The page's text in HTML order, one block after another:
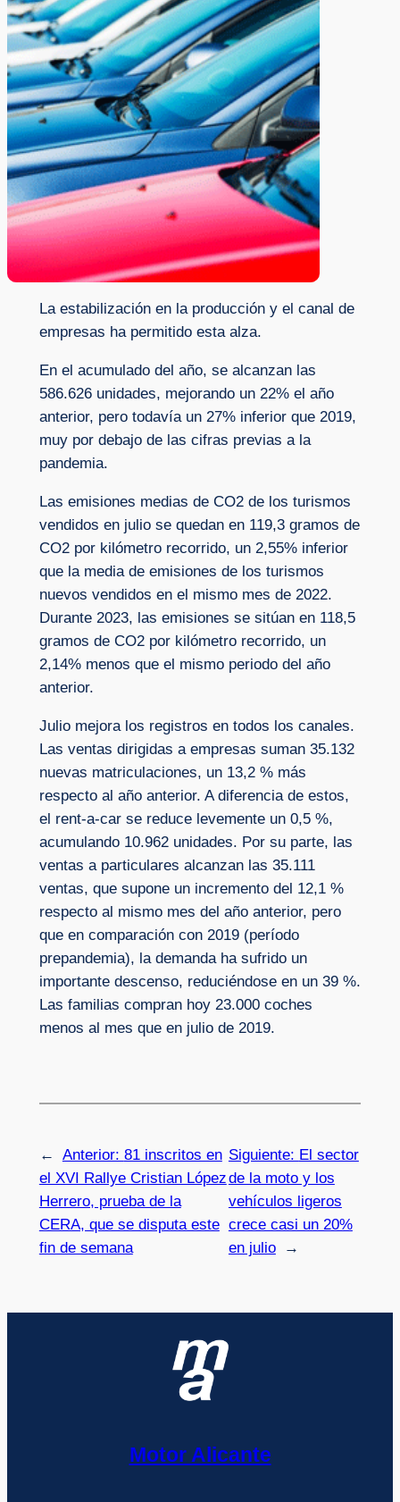
La estabilización en la producción y el canal de
empresas ha permitido esta alza.
En el acumulado del año, se alcanzan las
586.626 unidades, mejorando un 22% el año
anterior, pero todavía un 27% inferior que 2019,
muy por debajo de las cifras previas a la
pandemia.
Las emisiones medias de CO2 de los turismos
vendidos en julio se quedan en 119,3 gramos de
CO2 por kilómetro recorrido, un 2,55% inferior
que la media de emisiones de los turismos
nuevos vendidos en el mismo mes de 2022.
Durante 2023, las emisiones se sitúan en 118,5
gramos de CO2 por kilómetro recorrido, un
2,14% menos que el mismo periodo del año
anterior.
Julio mejora los registros en todos los canales.
Las ventas dirigidas a empresas suman 35.132
nuevas matriculaciones, un 13,2 % más
respecto al año anterior. A diferencia de estos,
el rent-a-car se reduce levemente un 0,5 %,
acumulando 10.962 unidades. Por su parte, las
ventas a particulares alcanzan las 35.111
ventas, que supone un incremento del 12,1 %
respecto al mismo mes del año anterior, pero
que en comparación con 2019 (período
prepandemia), la demanda ha sufrido un
importante descenso, reduciéndose en un 39 %.
Las familias compran hoy 23.000 coches
menos al mes que en julio de 2019.
← Anterior: 81 inscritos en
el XVI Rallye Cristian López
Herrero, prueba de la
CERA, que se disputa este
fin de semana
Siguiente: El sector
de la moto y los
vehículos ligeros
crece casi un 20%
en julio
→
Motor Alicante